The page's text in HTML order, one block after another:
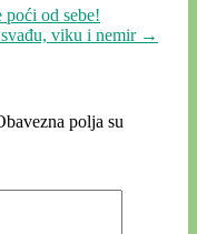
od sebe!
viku i nemir →
polja su